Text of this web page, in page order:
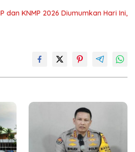
dan KNMP 2026 Diumumkan Hari Ini,